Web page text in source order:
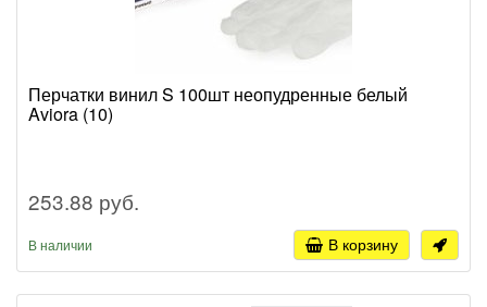
Перчатки винил S 100шт неопудренные белый
Aviora (10)
253.88 руб.
В наличии В корзину